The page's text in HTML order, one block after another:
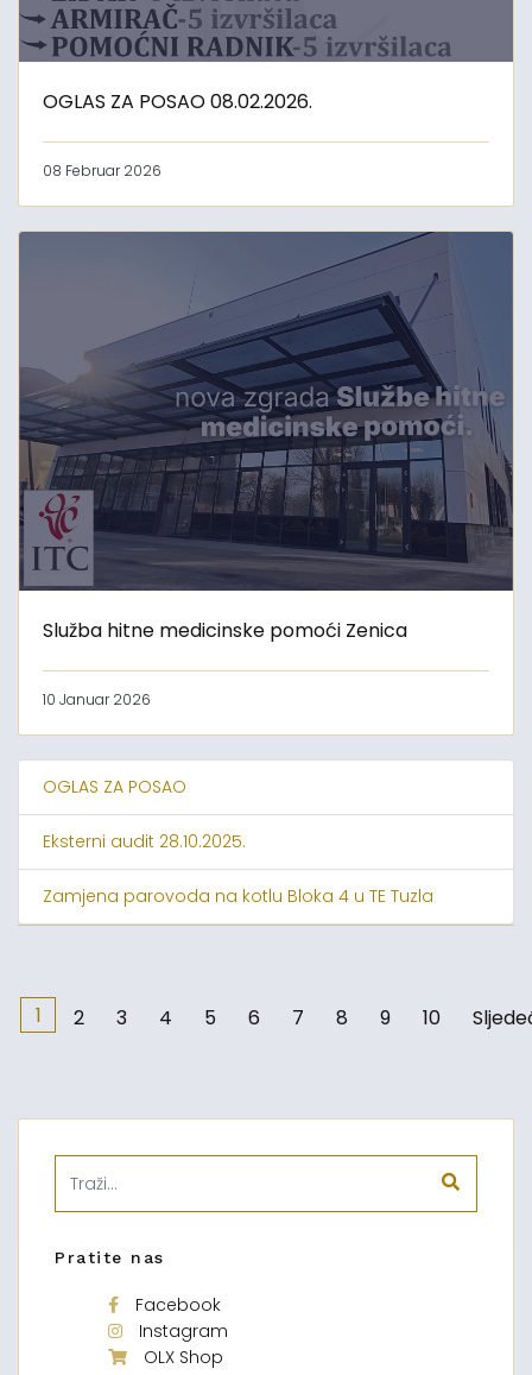
OGLAS ZA POSAO 08.02.2026.
08 Februar 2026
Služba hitne medicinske pomoći Zenica
10 Januar 2026
OGLAS ZA POSAO
Eksterni audit 28.10.2025.
Zamjena parovoda na kotlu Bloka 4 u TE Tuzla
1 2 3 4 5 6 7 8 9 10
Pratite nas
Facebook
Instagram
OLX Shop